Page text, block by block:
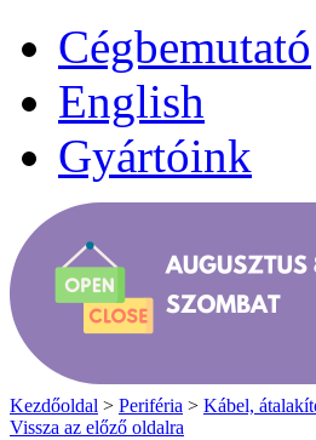
Cégbemutató
English
Gyártóink
Kezdőoldal > Periféria > Kábel,
Vissza az előző oldalra